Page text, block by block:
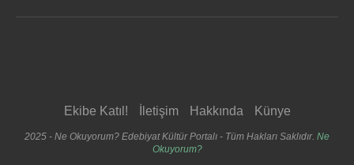
Ekibe Katıl! İletişim Hakkında Künye
2025 - Ne Okuyorum? Edebiyat Kültür Portalı - Tüm Hakları Saklıdır. Ne
Okuyorum?